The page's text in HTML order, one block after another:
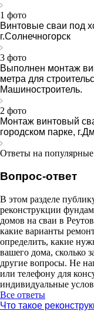
1 фото
Винтовые сваи под
г.Солнечногорск
3 фото
Выполнен монтаж
метра для
Машиностроитель.
2 фото
Монтаж винтовый
городском парке,
Ответы на
Вопрос-ответ
В этом разделе
реконструкции
домов на сваи в
какие варианты
определить, какие
вашего дома, сколько
другие вопросы. Не
или телефону для
индивидуальные
Все ответы
Что такое